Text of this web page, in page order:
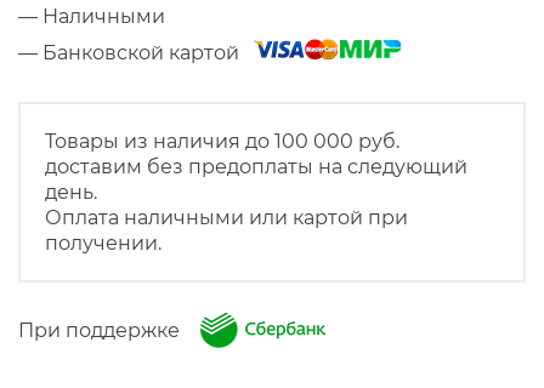
— Наличными
— Банковской картой
Товары из наличия до 100 000 руб.
доставим без предоплаты на следующий
день.
Оплата наличными или картой при
получении.
При поддержке